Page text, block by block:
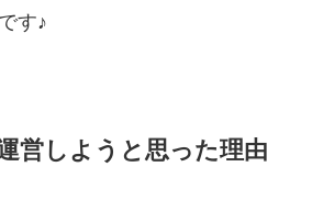
す♪
営しようと思った理由